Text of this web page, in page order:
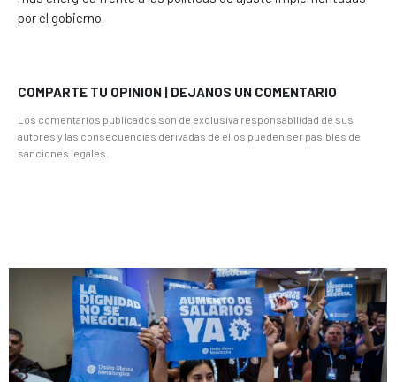
por el gobierno.
COMPARTE TU OPINION | DEJANOS UN COMENTARIO
Los comentarios publicados son de exclusiva responsabilidad de sus
autores y las consecuencias derivadas de ellos pueden ser pasibles de
sanciones legales.